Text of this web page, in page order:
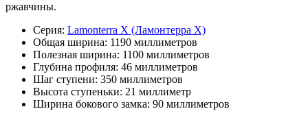
ржавчины.
Серия: Lamonterra X (Ламонтерра Х)
Общая ширина: 1190 миллиметров
Полезная ширина: 1100 миллиметров
Глубина профиля: 46 миллиметров
Шаг ступени: 350 миллиметров
Высота ступеньки: 21 миллиметр
Ширина бокового замка: 90 миллиметров